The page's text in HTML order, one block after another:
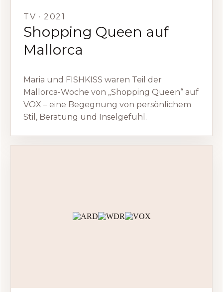
TV · 2021
Shopping Queen auf
Mallorca
Maria und FISHKISS waren Teil der
Mallorca-Woche von „Shopping Queen“ auf
VOX – eine Begegnung von persönlichem
Stil, Beratung und Inselgefühl.